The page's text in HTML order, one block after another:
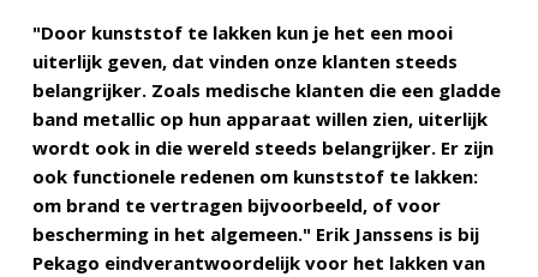
"Door kunststof te lakken kun je het een mooi
uiterlijk geven, dat vinden onze klanten steeds
belangrijker. Zoals medische klanten die een gladde
band metallic op hun apparaat willen zien, uiterlijk
wordt ook in die wereld steeds belangrijker. Er zijn
ook functionele redenen om kunststof te lakken:
om brand te vertragen bijvoorbeeld, of voor
bescherming in het algemeen." Erik Janssens is bij
Pekago eindverantwoordelijk voor het lakken van